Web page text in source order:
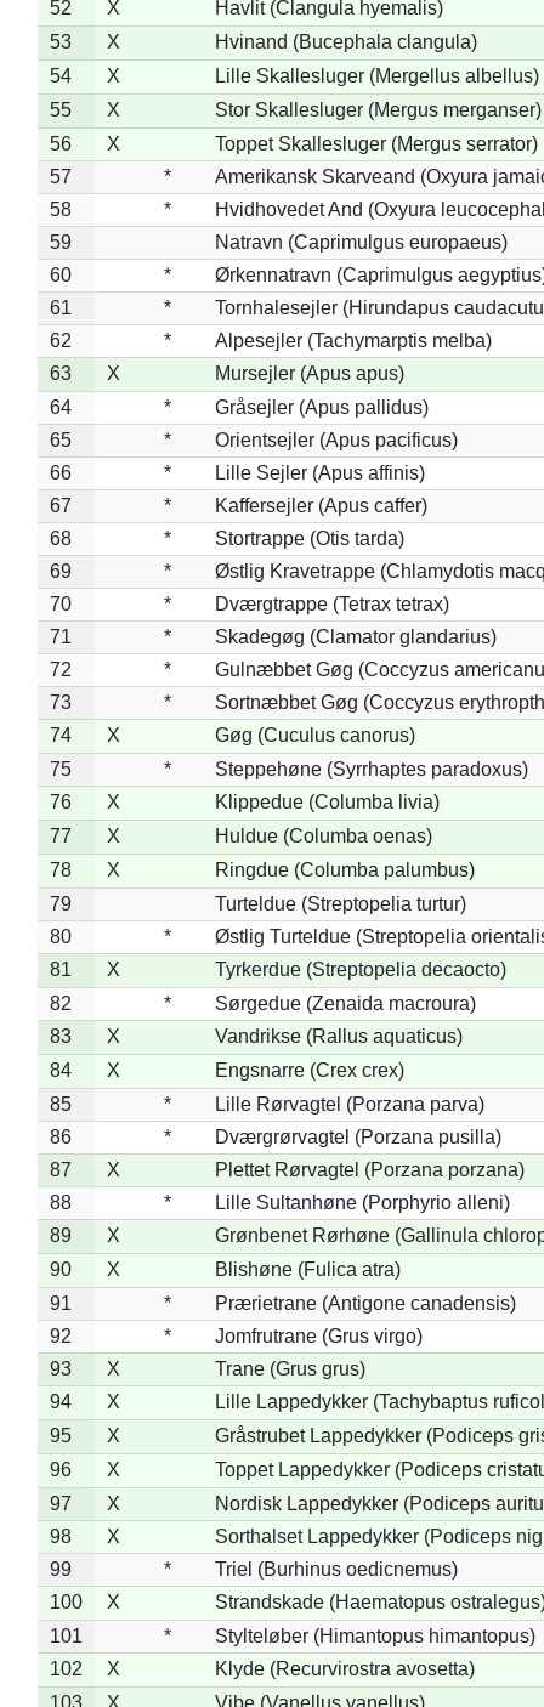
52
X
Havlit (Clangula hyemalis)
53
X
Hvinand (Bucephala clangula)
54
X
Lille Skallesluger (Mergellus albellus)
55
X
Stor Skallesluger (Mergus merganser)
56
X
Toppet Skallesluger (Mergus serrator)
57
*
Amerikansk Skarveand (Oxyura
58
*
Hvidhovedet And (Oxyura
59
Natravn (Caprimulgus europaeus)
60
*
Ørkennatravn (Caprimulgus
61
*
Tornhalesejler (Hirundapus
62
*
Alpesejler (Tachymarptis melba)
63
X
Mursejler (Apus apus)
64
*
Gråsejler (Apus pallidus)
65
*
Orientsejler (Apus pacificus)
66
*
Lille Sejler (Apus affinis)
67
*
Kaffersejler (Apus caffer)
68
*
Stortrappe (Otis tarda)
69
*
Østlig Kravetrappe (Chlamydotis
70
*
Dværgtrappe (Tetrax tetrax)
71
*
Skadegøg (Clamator glandarius)
72
*
Gulnæbbet Gøg (Coccyzus
73
*
Sortnæbbet Gøg (Coccyzus
74
X
Gøg (Cuculus canorus)
75
*
Steppehøne (Syrrhaptes paradoxus)
76
X
Klippedue (Columba livia)
77
X
Huldue (Columba oenas)
78
X
Ringdue (Columba palumbus)
79
Turteldue (Streptopelia turtur)
80
*
Østlig Turteldue (Streptopelia
81
X
Tyrkerdue (Streptopelia decaocto)
82
*
Sørgedue (Zenaida macroura)
83
X
Vandrikse (Rallus aquaticus)
84
X
Engsnarre (Crex crex)
85
*
Lille Rørvagtel (Porzana parva)
86
*
Dværgrørvagtel (Porzana pusilla)
87
X
Plettet Rørvagtel (Porzana porzana)
88
*
Lille Sultanhøne (Porphyrio alleni)
89
X
Grønbenet Rørhøne (Gallinula
90
X
Blishøne (Fulica atra)
91
*
Prærietrane (Antigone canadensis)
92
*
Jomfrutrane (Grus virgo)
93
X
Trane (Grus grus)
94
X
Lille Lappedykker (Tachybaptus
95
X
Gråstrubet Lappedykker (Podiceps
96
X
Toppet Lappedykker (Podiceps
97
X
Nordisk Lappedykker (Podiceps
98
X
Sorthalset Lappedykker (Podiceps
99
*
Triel (Burhinus oedicnemus)
100
X
Strandskade (Haematopus
101
*
Stylteløber (Himantopus himantopus)
102
X
Klyde (Recurvirostra avosetta)
103
X Vibe (Vanellus vanellus)